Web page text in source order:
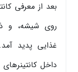
بعد از معرفی
روی شیشه، و
غذایی پدید
داخل